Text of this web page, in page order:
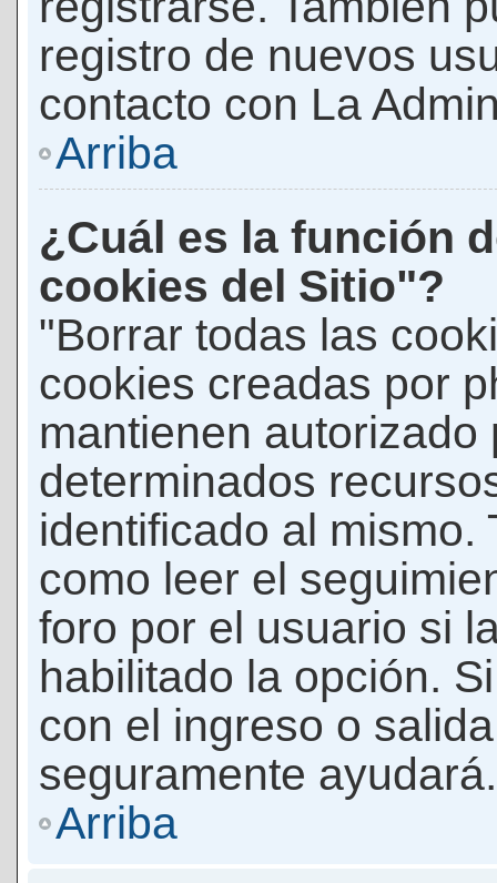
registro de nuevos
contacto con La
Arriba
¿Cuál es la función
cookies del Sitio"?
"Borrar todas las
cookies creadas por
mantienen autorizado
determinados
identificado al mismo.
como leer el
foro por el usuario si
habilitado la opción.
con el ingreso o
seguramente ayudará.
Arriba